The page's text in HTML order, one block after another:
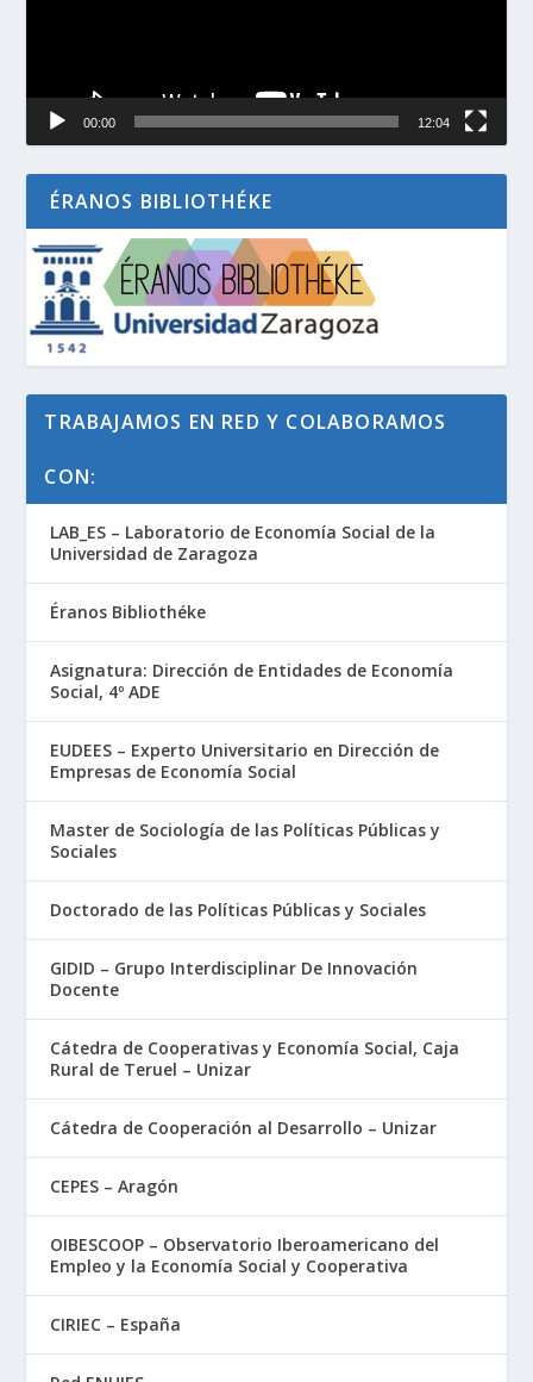
00:00 12:04
ÉRANOS BIBLIOTHÉKE
TRABAJAMOS EN RED Y COLABORAMOS
CON:
LAB_ES – Laboratorio de Economía Social de la
Universidad de Zaragoza
Éranos Bibliothéke
Asignatura: Dirección de Entidades de Economía
Social, 4º ADE
EUDEES – Experto Universitario en Dirección de
Empresas de Economía Social
Master de Sociología de las Políticas Públicas y
Sociales
Doctorado de las Políticas Públicas y Sociales
GIDID – Grupo Interdisciplinar De Innovación
Docente
Cátedra de Cooperativas y Economía Social, Caja
Rural de Teruel – Unizar
Cátedra de Cooperación al Desarrollo – Unizar
CEPES – Aragón
OIBESCOOP – Observatorio Iberoamericano del
Empleo y la Economía Social y Cooperativa
CIRIEC – España